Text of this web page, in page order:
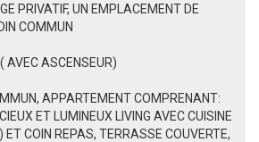
PRIVATIF, UN EMPLACEMENT DE
COMMUN
AVEC ASCENSEUR)
APPARTEMENT COMPRENANT:
ET LUMINEUX LIVING AVEC CUISINE
ET COIN REPAS, TERRASSE COUVERTE,